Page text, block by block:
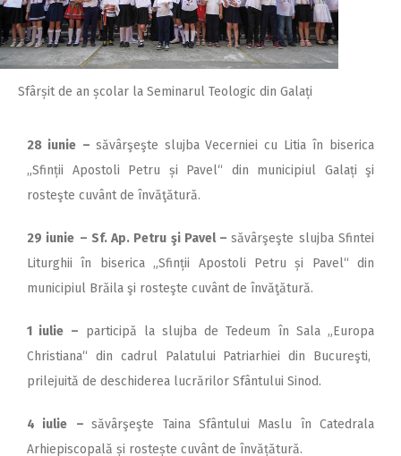
Sfârșit de an școlar la Seminarul Teologic din Galați
28 iunie – săvârşeşte slujba Vecerniei cu Litia în biserica
„Sfinții Apostoli Petru și Pavel“ din municipiul Galați şi
rosteşte cuvânt de învăţătură.
29 iunie – Sf. Ap. Petru şi Pavel –săvârşeşte slujba Sfintei
Liturghii în biserica „Sfinții Apostoli Petru și Pavel“ din
municipiul Brăila şi rosteşte cuvânt de învăţătură.
1 iulie – participă la slujba de Tedeum în Sala „Europa
Christiana“ din cadrul Palatului Patriarhiei din Bucureşti,
prilejuită de deschiderea lucrărilor Sfântului Sinod.
4 iulie –săvârşeşte Taina Sfântului Maslu în Catedrala
Arhiepiscopală și rostește cuvânt de învățătură.